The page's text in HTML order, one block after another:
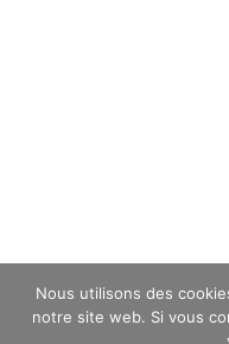
Nous utilisons des
notre site web. Si vous